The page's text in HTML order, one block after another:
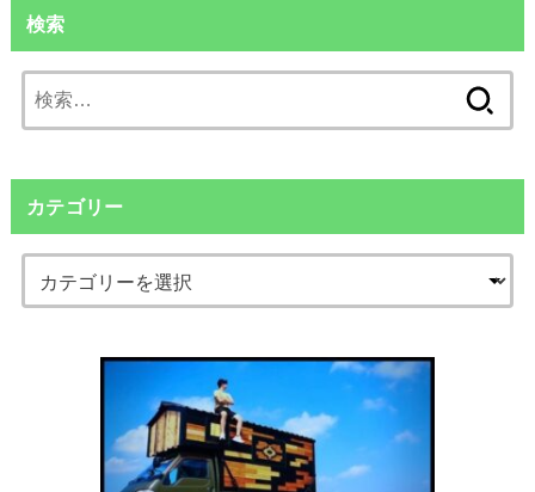
検索
索:
カテゴリー